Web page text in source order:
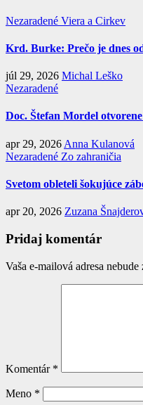
Nezaradené Viera a Cirkev
Krd. Burke: Prečo je dnes
júl 29, 2026 Michal Leško
Nezaradené
Doc. Štefan Mordel
apr 29, 2026 Anna Kulanová
Nezaradené Zo zahraničia
Svetom obleteli šokujúce
apr 20, 2026 Zuzana
Pridaj komentár
Vaša e-mailová adresa nebude
Komentár *
Meno *